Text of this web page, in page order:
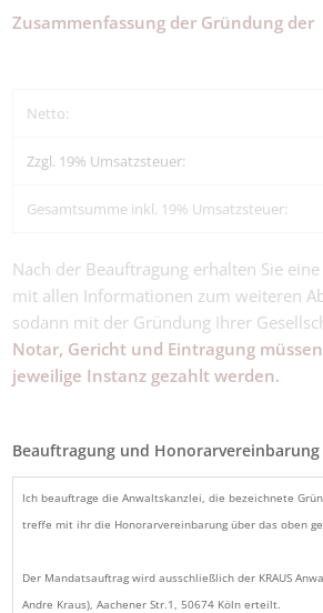
Zusammenfassung der Gründung der
Netto:
Zzgl. 19% Umsatzsteuer:
Gesamtsumme inkl. 19% Umsatzsteuer:
Nach der Beauftragung erhalten Sie
mit allen Informationen zum weiteren
sodann mit der Gründung Ihrer
Notar, Gericht und Eintragung
jeweilige Instanz gezahlt werden.
Beauftragung und Honorarvereinbarung
Ich beauftrage die Anwaltskanzlei, die bezeichnete
treffe mit ihr die Honorarvereinbarung über das oben
Der Mandatsauftrag wird ausschließlich der KRAUS
Andre Kraus), Aachener Str.1, 50674 Köln erteilt.